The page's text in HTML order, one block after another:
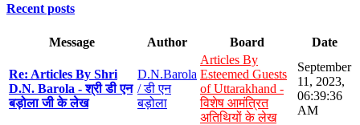
Recent posts
Message Author Board Date
Re: Articles By Shri
D.N. Barola - श्री डी एन
बड़ोला जी के लेख
D.N.Barola
/ डी एन
बड़ोला
Articles By
Esteemed Guests
of Uttarakhand -
विशेष आमंत्रित
अतिथियों के लेख
September
11, 2023,
06:39:36
AM